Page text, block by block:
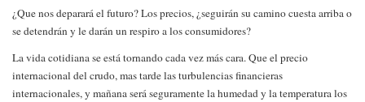
¿Que nos deparará el futuro? Los precios, ¿seguirán su camino cuesta arriba o
se detendrán y le darán un respiro a los consumidores?
La vida cotidiana se está tornando cada vez más cara. Que el precio
internacional del crudo, mas tarde las turbulencias financieras
internacionales, y mañana será seguramente la humedad y la temperatura los